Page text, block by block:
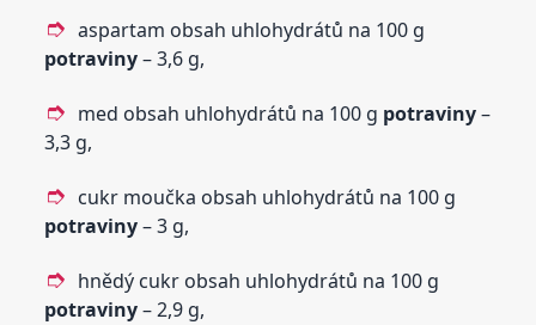
aspartam obsah uhlohydrátů na 100 g
potraviny– 3,6 g,
med obsah uhlohydrátů na 100 g potraviny–
3,3 g,
cukr moučka obsah uhlohydrátů na 100 g
potraviny– 3 g,
hnědý cukr obsah uhlohydrátů na 100 g
potraviny– 2,9 g,